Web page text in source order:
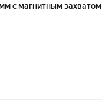
с магнитным захватом